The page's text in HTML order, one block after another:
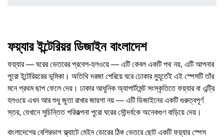
ফয়্যার ইন্টেরিয়র ডিজাইন বাংলাদেশ
ফয়্যার — ঘরের ভেতরের প্রবেশ-হলওয়ে — এটি কেবল একটি পথ নয়, এটি আপনার
পুরো ইন্টেরিয়রের ভূমিকা। অতিথি দরজা পেরিয়ে ঘরে ঢোকার মুহূর্তেই এই স্পেসটি তাঁর
মনে প্রথম ছাপ ফেলে দেয়। ঢাকার আধুনিক অ্যাপার্টমেন্ট সংস্কৃতিতে ফয়্যার বা এন্ট্রি
হলওয়ে এখন আর শুধু জুতা রাখার জায়গা নয় — এটি ডিজাইনের একটি গুরুত্বপূর্ণ
স্তর, যেখানে সুচিন্তিত পরিকল্পনা পুরো ঘরের সৌন্দর্যকে অনেকগুণ বাড়িয়ে দেয়।
বাংলাদেশের বেশিরভাগ ফ্ল্যাটে মেইন ডোরের ঠিক ভেতরে ছোট একটি ফয়্যার স্পেস